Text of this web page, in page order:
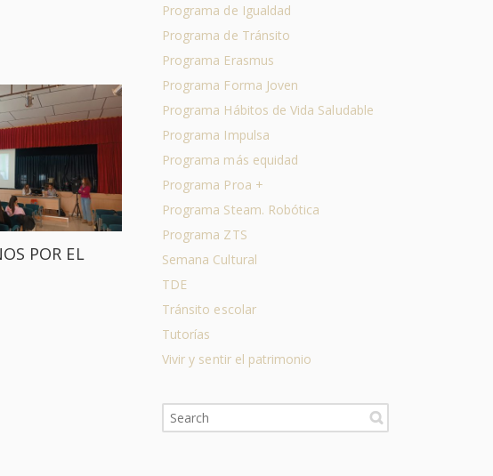
POR EL
Programa de Igualdad
Programa de Tránsito
Programa Erasmus
Programa Forma Joven
Programa Hábitos de Vida Saludable
Programa Impulsa
Programa más equidad
Programa Proa +
Programa Steam. Robótica
Programa ZTS
Semana Cultural
TDE
Tránsito escolar
Tutorías
Vivir y sentir el patrimonio